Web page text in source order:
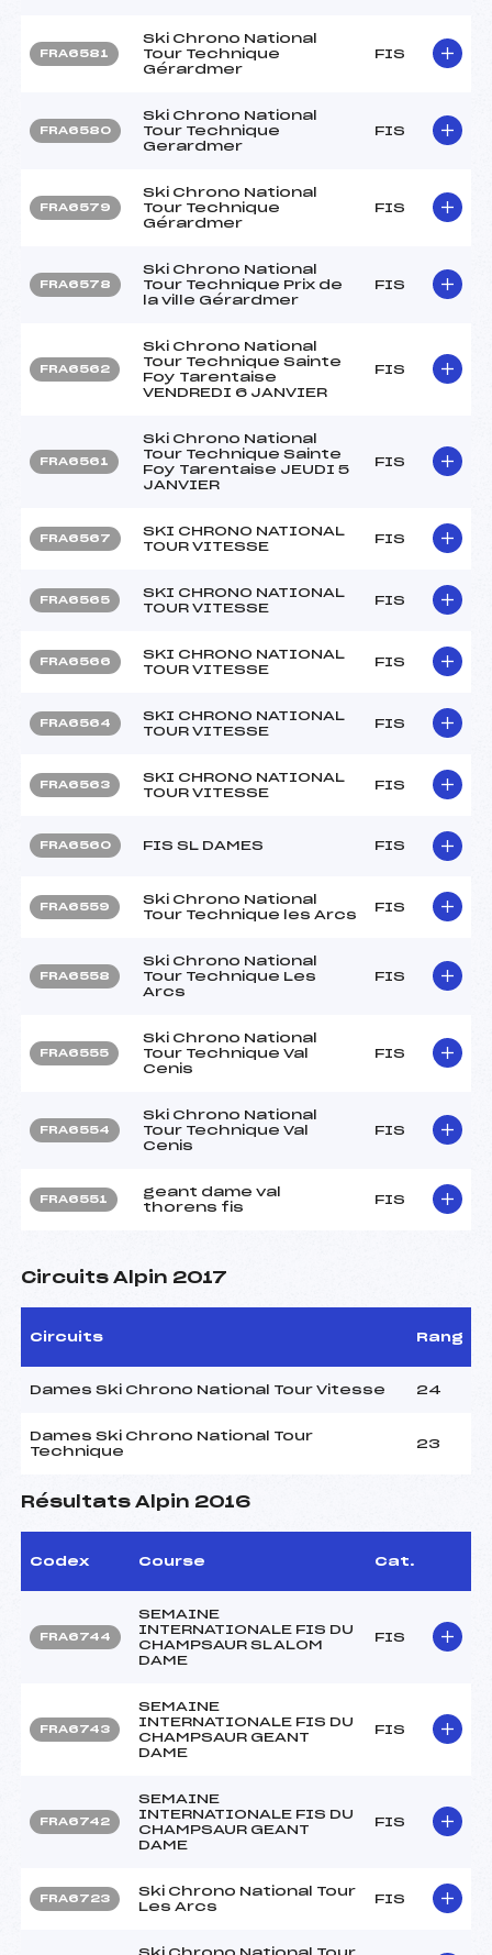
FRA6581
Ski Chrono National
Tour Technique
Gérardmer
FIS
FRA6580
Ski Chrono National
Tour Technique
Gerardmer
FIS
FRA6579
Ski Chrono National
Tour Technique
Gérardmer
FIS
FRA6578
Ski Chrono National
Tour Technique Prix de
la ville Gérardmer
FIS
FRA6562
Ski Chrono National
Tour Technique Sainte
Foy Tarentaise
VENDREDI 6 JANVIER
FIS
FRA6561
Ski Chrono National
Tour Technique Sainte
Foy Tarentaise JEUDI 5
JANVIER
FIS
FRA6567
SKI CHRONO NATIONAL
TOUR VITESSE
FIS
FRA6565
SKI CHRONO NATIONAL
TOUR VITESSE
FIS
FRA6566
SKI CHRONO NATIONAL
TOUR VITESSE
FIS
FRA6564
SKI CHRONO NATIONAL
TOUR VITESSE
FIS
FRA6563
SKI CHRONO NATIONAL
TOUR VITESSE
FIS
FRA6560 FIS SL DAMES FIS
FRA6559
Ski Chrono National
Tour Technique les Arcs
FIS
FRA6558
Ski Chrono National
Tour Technique Les
Arcs
FIS
FRA6555
Ski Chrono National
Tour Technique Val
Cenis
FIS
FRA6554
Ski Chrono National
Tour Technique Val
Cenis
FIS
FRA6551
geant dame val
thorens fis
FIS
Circuits Alpin 2017
Circuits Rang
Dames Ski Chrono National Tour Vitesse 24
Dames Ski Chrono National Tour
Technique
23
Résultats Alpin 2016
Codex Course Cat.
FRA6744
SEMAINE
INTERNATIONALE FIS DU
CHAMPSAUR SLALOM
DAME
FIS
FRA6743
SEMAINE
INTERNATIONALE FIS DU
CHAMPSAUR GEANT
DAME
FIS
FRA6742
SEMAINE
INTERNATIONALE FIS DU
CHAMPSAUR GEANT
DAME
FIS
FRA6723
Ski Chrono National Tour
Les Arcs
FIS
Ski Chrono National Tour